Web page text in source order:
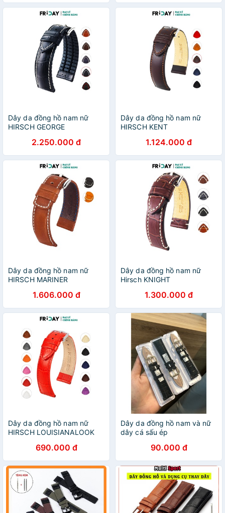
Dây da đồng hồ nam nữ
HIRSCH GEORGE
2.250.000 đ
Dây da đồng hồ nam nữ
HIRSCH KENT
1.124.000 đ
Dây da đồng hồ nam nữ
HIRSCH MARINER
1.606.000 đ
Dây da đồng hồ nam nữ
Hirsch KNIGHT
1.300.000 đ
Dây da đồng hồ nam nữ
HIRSCH LOUISIANALOOK
690.000 đ
Dây da đồng hồ nam và nữ
dây cá sấu ép
90.000 đ